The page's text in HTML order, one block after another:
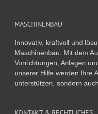
MASCHINENBAU
Innovativ, kraftvoll und
Maschinenbau. Mit dem
Vorrichtungen, Anlagen
unserer Hilfe werden Ihre
unterstützen, sondern